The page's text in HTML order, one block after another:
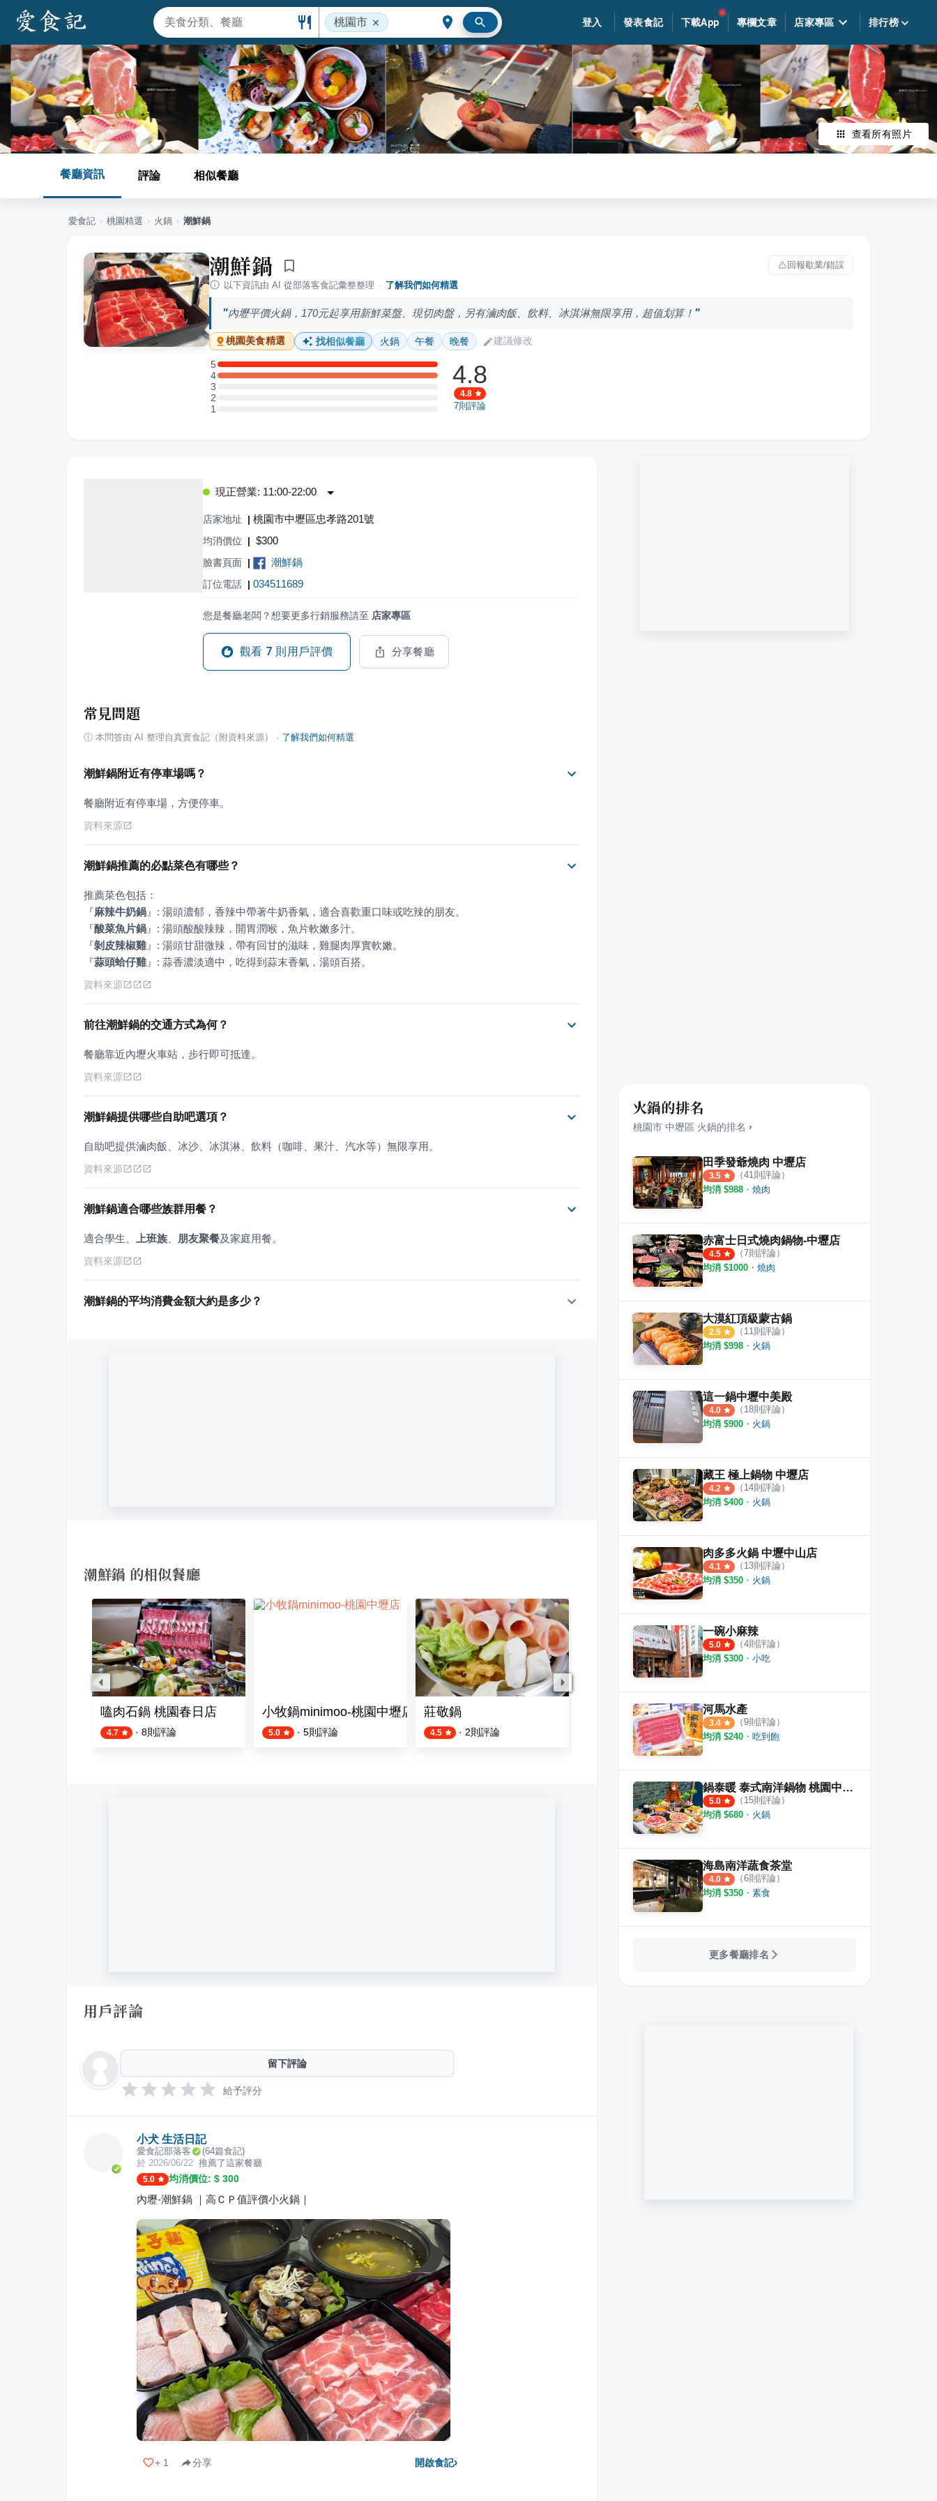
桃園市 登入 發表食記 下載App 專欄文章 店家專區 排行榜
查看所有照片
餐廳資訊 評論 相似餐廳
愛食記 › 桃園精選 › 火鍋 › 潮鮮鍋
潮鮮鍋
回報歇業/錯誤
以下資訊由 AI 從部落客食記彙整整理 · 了解我們如何精選
內壢平價火鍋，170元起享用新鮮菜盤、現切肉盤，另有滷肉飯、飲料、冰淇淋無限享用，超值划算！
桃園美食精選 找相似餐廳 火鍋 午餐 晚餐 建議修改
5
5 星：2 則評論
4
4 星：2 則評論
3
3 星：0 則評論
2
2 星：0 則評論
11 星：0 則評論
4.8
4.8
7則評論
現正營業: 11:00-22:00
店家地址 | 桃園市中壢區忠孝路201號
均消價位 | $300
臉書頁面 | 潮鮮鍋
訂位電話 | 034511689
您是餐廳老闆？想要更多行銷服務請至 店家專區
觀看 7 則用戶評價 分享餐廳
常見問題
ⓘ 本問答由 AI 整理自真實食記（附資料來源） · 了解我們如何精選
潮鮮鍋附近有停車場嗎？
餐廳附近有停車場，方便停車。
資料來源
潮鮮鍋推薦的必點菜色有哪些？
『麻辣牛奶鍋 』
『酸菜魚片鍋 』
『剝皮辣椒雞』
『蒜頭蛤仔雞』 : 蒜香濃淡適中，吃得到蒜末香氣，湯頭百搭。
資料來源
前往潮鮮鍋的交通方式為何？
餐廳靠近內壢火車站，步行即可抵達。
資料來源
潮鮮鍋提供哪些自助吧選項？
自助吧提供滷肉飯、冰沙、冰淇淋、飲料（咖啡、果汁、汽水等）無限享用。
資料來源
潮鮮鍋適合哪些族群用餐？
適合學生、 上班族 朋友聚餐及家庭用餐。
資料來源
潮鮮鍋的平均消費金額大約是多少？
潮鮮鍋 的相似餐廳
嗑肉石鍋 桃園春日店
4.7 · 8則評論
小牧鍋minimoo-桃園中壢店
5.0 · 5則評論
莊敬鍋
4.5 · 2則評論
福柒涮涮鍋
19則評論 4.6
用戶評論
留下評論
給予評分
小犬 生活日記
愛食記部落客 (64篇食記)
於 2026/06/22 推薦了這家餐廳
5.0 均消價位: $ 300
內壢-潮鮮鍋 ｜高ＣＰ值評價小火鍋｜
+ 1 分享 開啟食記›
火鍋的排名
桃園市 中壢區 火鍋的排名 ›
田季發爺燒肉 中壢店
3.5 （41則評論）
均消 $988 ・ 燒肉
赤富士日式燒肉鍋物-中壢店
4.5 （7則評論）
均消 $1000 ・ 燒肉
大漠紅頂級蒙古鍋
2.5 （ 11則評論）
均消 $998 ・ 火鍋
這一鍋中壢中美殿
4.0 （ 18則評論）
均消 $900 ・ 火鍋
藏王 極上鍋物 中壢店
4.2 （ 14則評論）
均消 $400 ・ 火鍋
肉多多火鍋 中壢中山店
4.1 （ 13則評論）
均消 $350 ・ 火鍋
一碗小麻辣
5.0 （4則評論）
均消 $300 ・ 小吃
河馬水產
3.4 （9則評論）
均消 $240 ・ 吃到飽
鍋泰暖 泰式南洋鍋物 桃園中壢店
5.0 （ 15則評論）
均消 $680 ・ 火鍋
海島南洋蔬食茶堂
4.0 （6則評論）
均消 $350 ・ 素食
更多餐廳排名